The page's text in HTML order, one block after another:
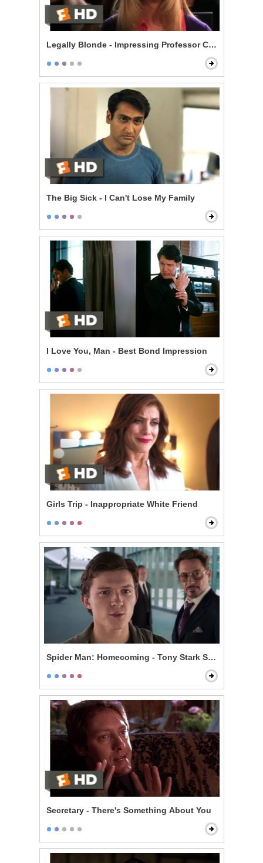
Legally Blonde - Impressing Professor Callahan
The Big Sick - I Can't Lose My Family
I Love You, Man - Best Bond Impression
Girls Trip - Inappropriate White Friend
Spider Man: Homecoming - Tony Stark Shows Spider
Secretary - There's Something About You